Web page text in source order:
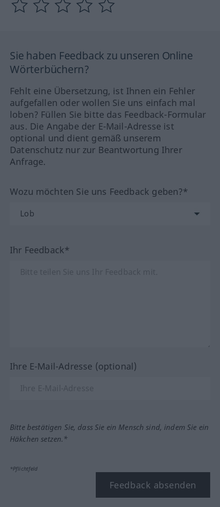
Sie haben Feedback zu unseren Online
Wörterbüchern?
Fehlt eine Übersetzung, ist Ihnen ein Fehler
aufgefallen oder wollen Sie uns einfach mal
loben? Füllen Sie bitte das Feedback-Formular
aus. Die Angabe der E-Mail-Adresse ist
optional und dient gemäß unserem
Datenschutz nur zur Beantwortung Ihrer
Anfrage.
Wozu möchten Sie uns Feedback geben?*
Ihr Feedback*
Ihre E-Mail-Adresse (optional)
Bitte bestätigen Sie, dass Sie ein Mensch sind, indem Sie ein
Häkchen setzen.*
*Pflichtfeld
Feedback absenden